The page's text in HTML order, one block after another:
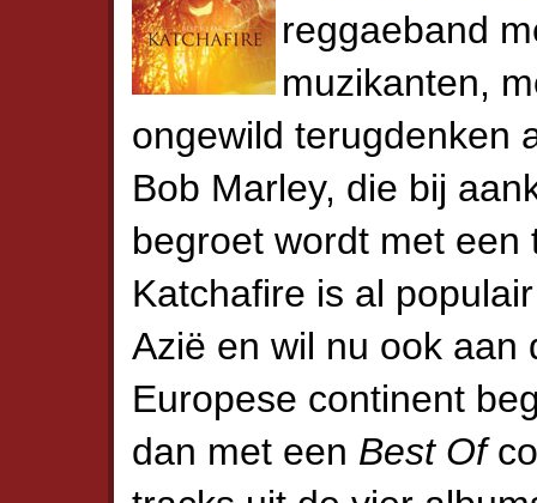
reggaeband
muzikanten,
ongewild terugdenken
Bob Marley, die bij
begroet wordt met
Katchafire is al
Azië en wil nu ook aan
Europese continent
dan met een Best Of